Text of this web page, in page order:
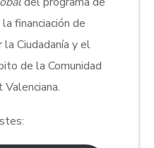
financiación de
la Ciudadanía y el
de la Comunidad